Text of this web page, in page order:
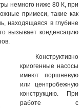
немного ниже 80 К, при
примеси, такие как
находящаяся в глубине
вызывает конденсацию
Конструктивно
криогенные насосы
имеют поршневую
или центробежную
конструкцию. При
работе с